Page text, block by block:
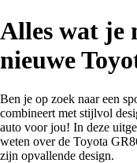
Alles wat je
nieuwe
Ben je op zoek naar een
combineert met stijlvol
auto voor jou! In deze
weten over de Toyota
zijn opvallende design.